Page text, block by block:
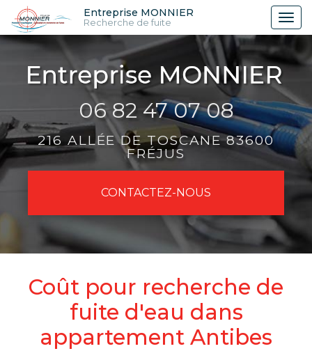
Aller
au
contenu
principal
Entreprise MONNIER
Recherche de fuite
06 82 47 07 08
216 ALLÉE DE TOSCANE 83600
FRÉJUS
CONTACTEZ-NOUS
Coût pour recherche de
fuite d'eau dans
appartement Antibes